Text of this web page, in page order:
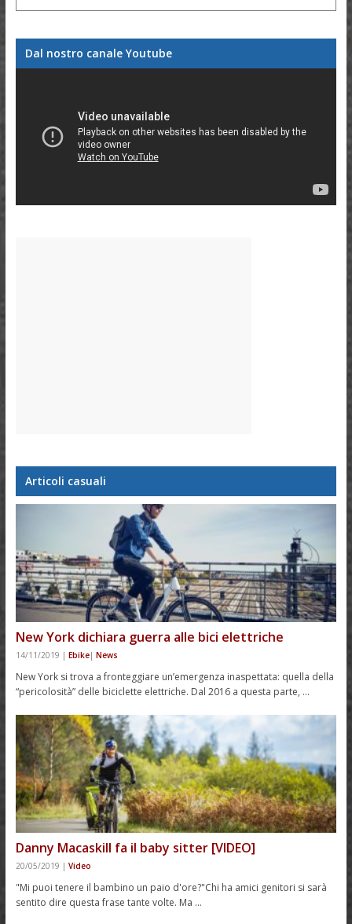
Dal nostro canale Youtube
Articoli casuali
New York dichiara guerra alle bici elettriche
14/11/2019 | Ebike| News
New York si trova a fronteggiare un’emergenza inaspettata: quella della
“pericolosità” delle biciclette elettriche. Dal 2016 a questa parte, …
Danny Macaskill fa il baby sitter [VIDEO]
20/05/2019 | Video
"Mi puoi tenere il bambino un paio d'ore?"Chi ha amici genitori si sarà
sentito dire questa frase tante volte. Ma …